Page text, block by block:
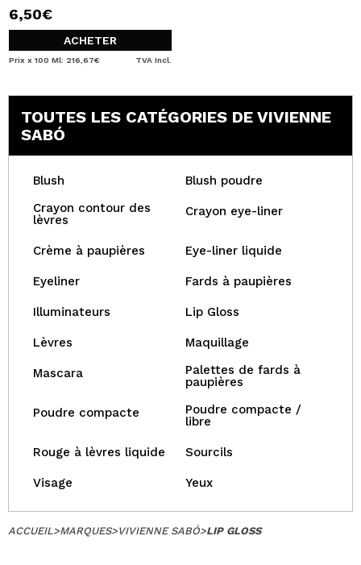
6,50€
ACHETER
Prix x 100 Ml: 216,67€ TVA Incl.
TOUTES LES CATÉGORIES DE VIVIENNE
SABÓ
Blush
Blush poudre
Crayon contour des
lèvres
Crayon eye-liner
Crème à paupières Eye-liner liquide
Eyeliner Fards à paupières
Illuminateurs Lip Gloss
Lèvres Maquillage
Mascara
Palettes de fards à
paupières
Poudre compacte
Poudre compacte /
libre
Rouge à lèvres liquide Sourcils
Visage Yeux
ACCUEIL>MARQUES>VIVIENNE SABÓ>LIP GLOSS